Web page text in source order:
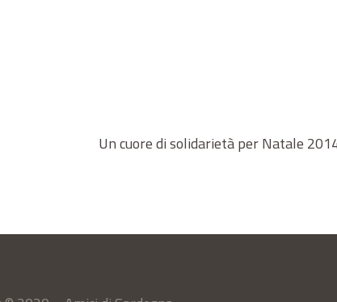
Un cuore di solidarietà per Natale